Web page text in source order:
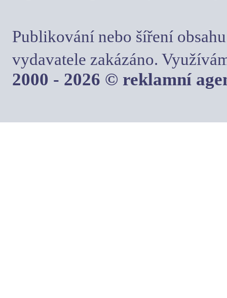
Publikování nebo šíření
vydavatele zakázáno.
2000 - 2026 © reklamní